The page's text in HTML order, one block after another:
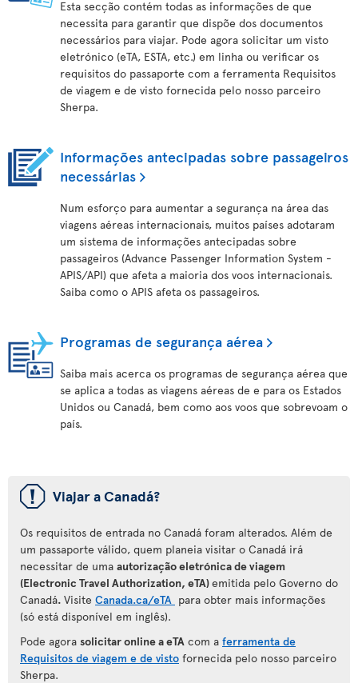
Esta secção contém todas as informações de que
necessita para garantir que dispõe dos documentos
necessários para viajar. Pode agora solicitar um visto
eletrónico (eTA, ESTA, etc.) em linha ou verificar os
requisitos do passaporte com a ferramenta Requisitos
de viagem e de visto fornecida pelo nosso parceiro
Sherpa.
Informações antecipadas sobre passageiros
necessárias
Num esforço para aumentar a segurança na área das
viagens aéreas internacionais, muitos países adotaram
um sistema de informações antecipadas sobre
passageiros (Advance Passenger Information System -
APIS/API) que afeta a maioria dos voos internacionais.
Saiba como o APIS afeta os passageiros.
Programas de segurança aérea
Saiba mais acerca os programas de segurança aérea que
se aplica a todas as viagens aéreas de e para os Estados
Unidos ou Canadá, bem como aos voos que sobrevoam o
país.
ü Viajar a Canadá?
Os requisitos de entrada no Canadá foram alterados. Além de
um passaporte válido, quem planeia visitar o Canadá irá
necessitar de uma autorização eletrónica de viagem
(Electronic Travel Authorization, eTA)emitida pelo Governo do
Canadá. Visite Canada.ca/eTA para obter mais informações
(só está disponível em inglês).
Pode agora solicitar online a eTA com a ferramenta de
Requisitos de viagem e de visto fornecida pelo nosso parceiro
Sherpa.